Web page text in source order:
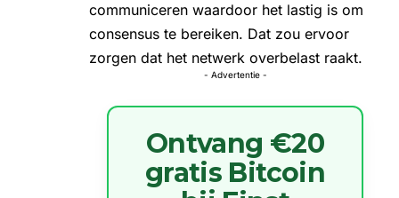
communiceren waardoor het lastig is om
consensus te bereiken. Dat zou ervoor
zorgen dat het netwerk overbelast raakt.
- Advertentie -
Ontvang €20
gratis Bitcoin